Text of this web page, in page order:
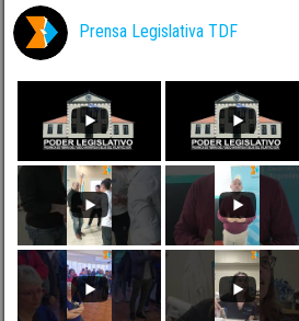
Prensa Legislativa TDF